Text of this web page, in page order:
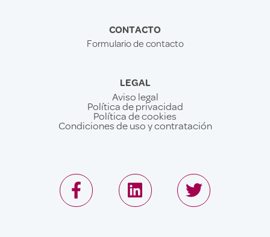
CONTACTO
Formulario de contacto
LEGAL
Aviso legal
Política de privacidad
Política de cookies
Condiciones de uso y contratación